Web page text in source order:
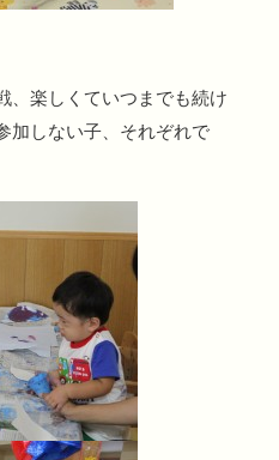
、楽しくていつまでも続け
加しない子、それぞれで